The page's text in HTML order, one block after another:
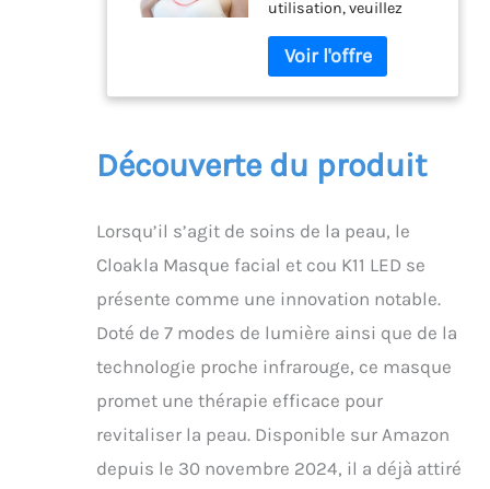
lumière + proche
infrarouge | 5
minuteurs et 3
réglages de vitesse
| Design pliable
soins de la peau à
utilisation, veuillez
le garder au sec (sans
maquillage).
Hydratation post-
masque hydratant et
l'appareil : essuyez
doucement le masque
un chiffon humide (pas
de lavage à l'eau) pour
composants optiques.
Coffret cadeau de
emballé dans un coffret
cadeau de luxe, cet
Découverte du produit
Lorsqu’il s’agit de soins de la peau, le
Cloakla Masque facial et cou K11 LED se
présente comme une innovation notable.
Doté de 7 modes de lumière ainsi que de la
technologie proche infrarouge, ce masque
promet une thérapie efficace pour
revitaliser la peau. Disponible sur Amazon
depuis le 30 novembre 2024, il a déjà attiré